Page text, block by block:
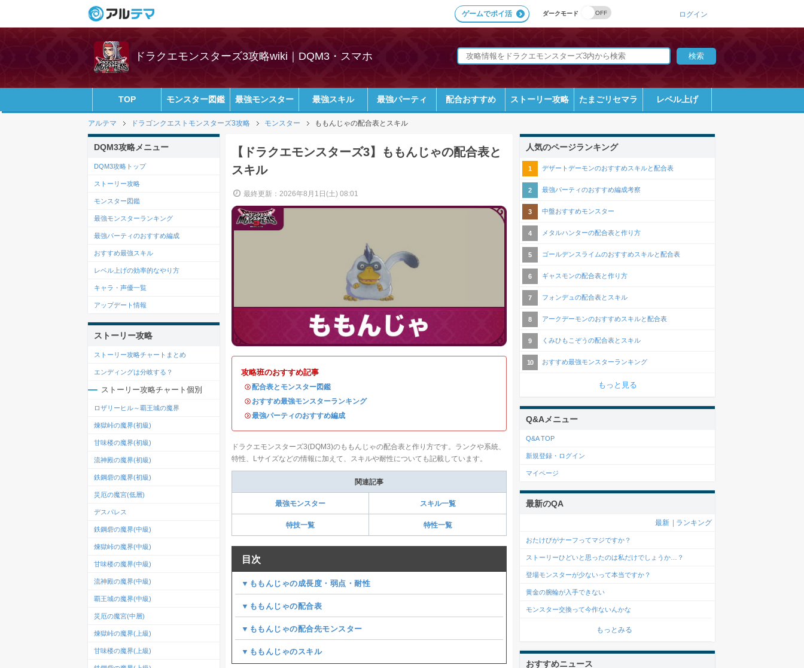
ダークモード
ゲームでポイ活 ログイン
ドラクエモンスターズ3攻略wiki｜DQM3・スマホ
TOP モンスター図鑑 最強モンスター 最強スキル 最強パーティ 配合おすすめ ストーリー攻略 たまごリセマラ レベル上げ
アルテマ ドラゴンクエストモンスターズ3攻略 モンスター ももんじゃの配合表とスキル
【ドラクエモンスターズ3】ももんじゃの配合表と
スキル
最終更新：2026年8月1日(土) 08:01
攻略班のおすすめ記事
・配合表とモンスター図鑑
・ おすすめ最強モンスターランキング
・最強パーティのおすすめ編成
ドラクエモンスターズ3(DQM3)のももんじゃの配合表と作り方です。ランクや系統、
特性、Lサイズなどの情報に加えて、スキルや耐性についても記載しています。
関連記事
最強モンスター スキル一覧
特技一覧 特性一覧
目次
▼ももんじゃの成長度・弱点・耐性
▼ももんじゃの配合表
▼ももんじゃの配合先モンスター
▼ももんじゃのスキル
DQM3攻略メニュー
DQM3攻略トップ
ストーリー攻略
モンスター図鑑
最強モンスターランキング
最強パーティのおすすめ編成
おすすめ最強スキル
レベル上げの効率的なやり方
キャラ・声優一覧
アップデート情報
ストーリー攻略
ストーリー攻略チャートまとめ
エンディングは分岐する？
ストーリー攻略チャート個別
ロザリーヒル～覇王城の魔界
煉獄峠の魔界(初級)
甘味楼の魔界(初級)
流神殿の魔界(初級)
鉄鋼砦の魔界(初級)
災厄の魔宮(低層)
デスパレス
鉄鋼砦の魔界(中級)
煉獄峠の魔界(中級)
甘味楼の魔界(中級)
流神殿の魔界(中級)
覇王城の魔界(中級)
災厄の魔宮(中層)
煉獄峠の魔界(上級)
甘味楼の魔界(上級)
人気のページランキング
デザートデーモンのおすすめスキルと配合表
最強パーティのおすすめ編成考察
中盤おすすめモンスター
メタルハンターの配合表と作り方
ゴールデンスライムのおすすめスキルと配合表
ギャスモンの配合表と作り方
フォンデュの配合表とスキル
アークデーモンのおすすめスキルと配合表
くみひもこぞうの配合表とスキル
おすすめ最強モンスターランキング
もっと見る
Q&Aメニュー
Q&A TOP
新規登録・ログイン
マイページ
最新のQA
最新 ランキング
おたけびがナーフってマジですか？
ストーリーひどいと思ったのは私だけでしょうか…？
登場モンスターが少ないって本当ですか？
黄金の腕輪が入手できない
モンスター交換って今作ないんかな
もっとみる
おすすめニュース